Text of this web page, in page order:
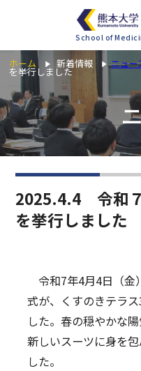
School of
ホーム 新着情報 ニュー
を挙行しました
2025.4.4 令和
を挙行しました
令和7年4月4日（金
式が、くすのきテラ
した。春の穏やかな
新しいスーツに身を
した。
ホーム
学部案内
大学院紹介
関連施設
アクセス